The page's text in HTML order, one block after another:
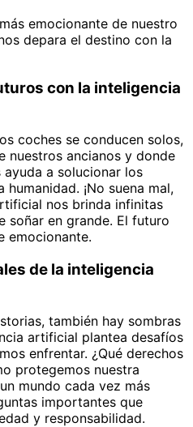
emocionante de nuestro
depara el destino con la
con la inteligencia
coches se conducen solos,
nuestros ancianos y donde
a solucionar los
¡No suena mal,
nos brinda infinitas
soñar en grande. El futuro
emocionante.
de la inteligencia
también hay sombras
artificial plantea desafíos
enfrentar. ¿Qué derechos
protegemos nuestra
mundo cada vez más
importantes que
y responsabilidad.